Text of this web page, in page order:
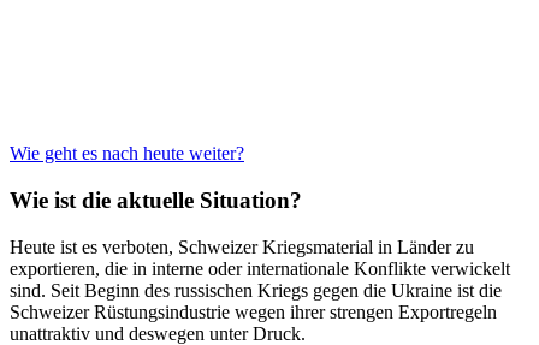
Wie geht es nach heute weiter?
Wie ist die aktuelle Situation?
Heute ist es verboten, Schweizer Kriegsmaterial in Länder zu
exportieren, die in interne oder internationale Konflikte verwickelt
sind. Seit Beginn des russischen Kriegs gegen die Ukraine ist die
Schweizer Rüstungsindustrie wegen ihrer strengen Exportregeln
unattraktiv und deswegen unter Druck.